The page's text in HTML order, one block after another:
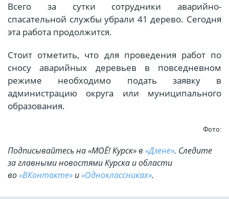
Всего за сутки сотрудники аварийно-
спасательной службы убрали 41 дерево. Сегодня
эта работа продолжится.
Стоит отметить, что для проведения работ по
сносу аварийных деревьев в повседневном
режиме необходимо подать заявку в
администрацию округа или муниципального
образования.
Фото:
Подписывайтесь на «МОЁ! Курск» в «Дзене». Cледите
за главными новостями Курска и области
во«ВКонтакте» и«Одноклассниках».